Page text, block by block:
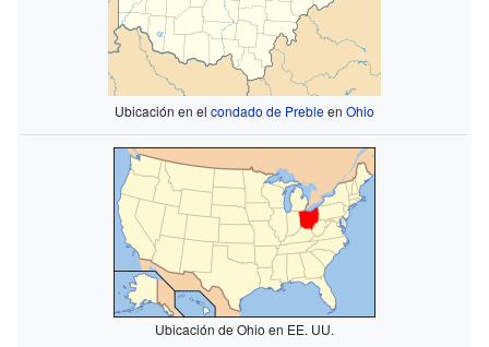
Ubicación en el condado de Prebleen Ohio
Ubicación de Ohio en EE. UU.